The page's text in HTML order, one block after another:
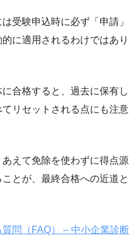
受験申込時に必ず「申請」
に適用されるわけではあり
合格すると、過去に保有し
リセットされる点にも注意
えて免除を使わずに得点源
とが、最終合格への近道と
問（FAQ） – 中小企業診断